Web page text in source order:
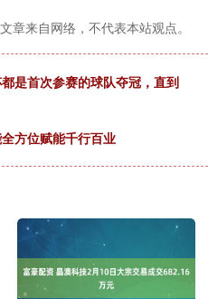
章来自网络，不代表本站观点。
是首次参赛的球队夺冠，直到
方位赋能千行百业